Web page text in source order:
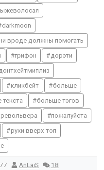
darkmoon
вроде должны помогать
грифон дорэти
кликбейт больше
больше тэгов
пожалуйста
руки вверх топ
AnLaiS 18